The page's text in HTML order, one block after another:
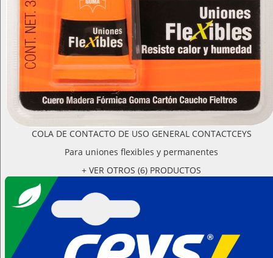
COLA DE CONTACTO DE USO GENERAL CONTACTCEYS
Para uniones flexibles y permanentes
+ VER OTROS (6) PRODUCTOS